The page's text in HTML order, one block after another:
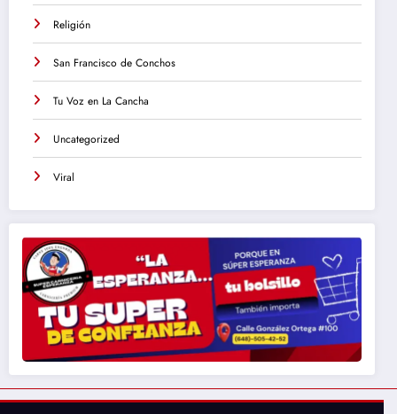
Religión
San Francisco de Conchos
Tu Voz en La Cancha
Uncategorized
Viral